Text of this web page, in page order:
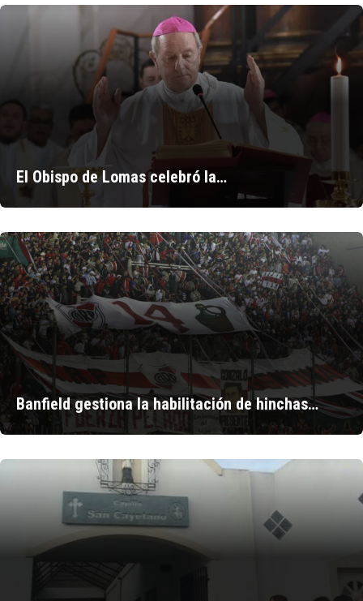
El Obispo de Lomas celebró la…
Banfield gestiona la habilitación de hinchas…